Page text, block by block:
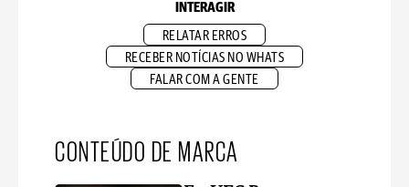
INTERAGIR
RELATAR ERROS
RECEBER NOTÍCIAS NO WHATS
FALAR COM A GENTE
CONTEÚDO DE MARCA